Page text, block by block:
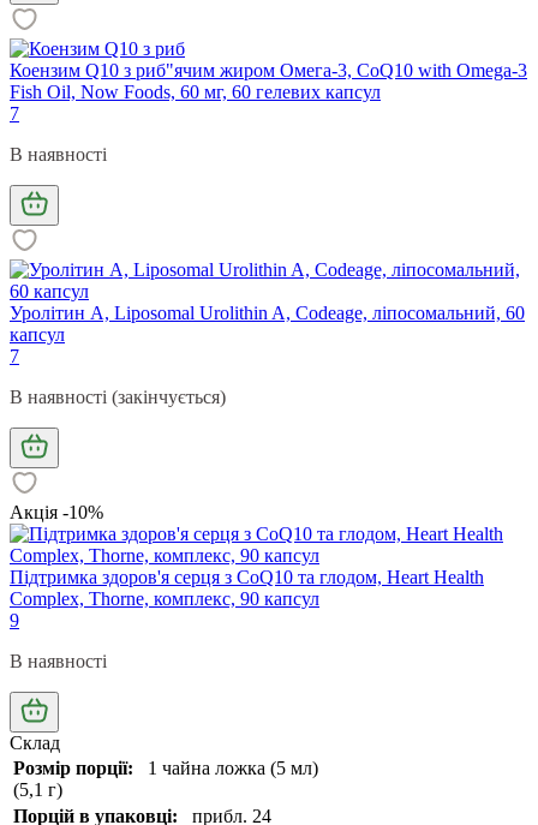
Коензим Q10 з риб"ячим жиром Омега-3, CoQ10 with Omega-3
Fish Oil, Now Foods, 60 мг, 60 гелевих капсул
7
В наявності
Уролітин А, Liposomal Urolithin A, Codeage, ліпосомальний, 60
капсул
7
В наявності (закінчується)
Акція -10%
Підтримка здоров'я серця з CoQ10 та глодом, Heart Health
Complex, Thorne, комплекс, 90 капсул
9
В наявності
Склад
Розмір порції:
1 чайна ложка (5 мл)
(5,1 г)
Порцій в упаковці:
прибл. 24